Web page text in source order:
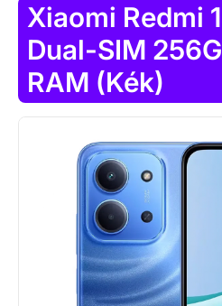
Xiaomi Redmi
Dual-SIM
RAM (Kék)